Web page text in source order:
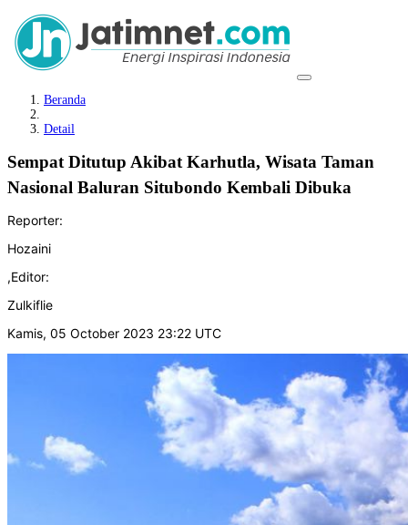
Beranda
Detail
Sempat Ditutup Akibat Karhutla, Wisata Taman
Nasional Baluran Situbondo Kembali Dibuka
Reporter:
Hozaini
,Editor:
Zulkiflie
Kamis, 05 October 2023 23:22 UTC